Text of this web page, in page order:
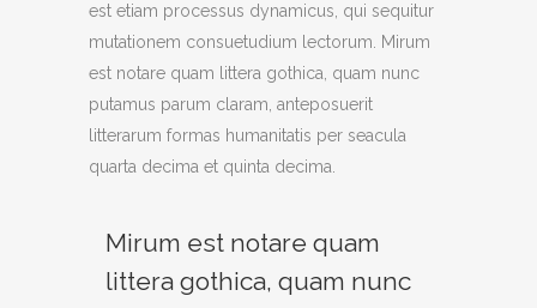
est etiam processus dynamicus, qui sequitur
mutationem consuetudium lectorum. Mirum
est notare quam littera gothica, quam nunc
putamus parum claram, anteposuerit
litterarum formas humanitatis per seacula
quarta decima et quinta decima.
Mirum est notare quam
littera gothica, quam nunc